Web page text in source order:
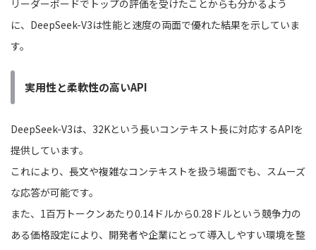
リーダーボードでトップの評価を受けたことからも分かるよう
に、DeepSeek-V3は性能と速度の両面で優れた結果を示していま
す。
実用性と柔軟性の高いAPI
DeepSeek-V3は、32Kという長いコンテキスト長に対応するAPIを
提供しています。
これにより、長文や複雑なコンテキストを扱う場面でも、スムーズ
な応答が可能です。
また、1百万トークンあたり0.14ドルから0.28ドルという競争力の
ある価格設定により、開発者や企業にとって導入しやすい環境を整